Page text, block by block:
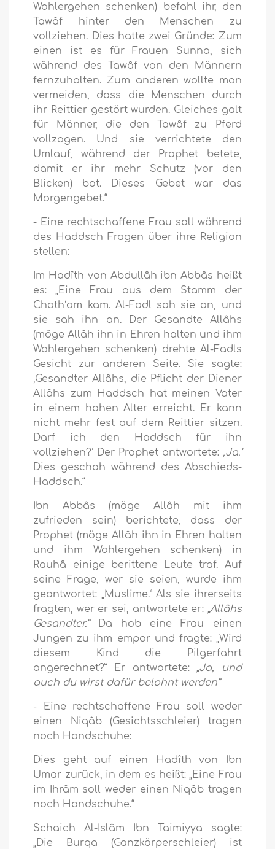
Wohlergehen schenken) befahl ihr, den
Tawâf hinter den Menschen zu
vollziehen. Dies hatte zwei Gründe: Zum
einen ist es für Frauen Sunna, sich
während des Tawâf von den Männern
fernzuhalten. Zum anderen wollte man
vermeiden, dass die Menschen durch
ihr Reittier gestört wurden. Gleiches galt
für Männer, die den Tawâf zu Pferd
vollzogen. Und sie verrichtete den
Umlauf, während der Prophet betete,
damit er ihr mehr Schutz (vor den
Blicken) bot. Dieses Gebet war das
Morgengebet.“
- Eine rechtschaffene Frau soll während
des Haddsch Fragen über ihre Religion
stellen:
Im Hadîth von Abdullâh ibn Abbâs heißt
es: „Eine Frau aus dem Stamm der
Chath‘am kam. Al-Fadl sah sie an, und
sie sah ihn an. Der Gesandte Allâhs
(möge Allâh ihn in Ehren halten und ihm
Wohlergehen schenken) drehte Al-Fadls
Gesicht zur anderen Seite. Sie sagte:
‚Gesandter Allâhs, die Pflicht der Diener
Allâhs zum Haddsch hat meinen Vater
in einem hohen Alter erreicht. Er kann
nicht mehr fest auf dem Reittier sitzen.
Darf ich den Haddsch für ihn
vollziehen?‘ Der Prophet antwortete: ‚Ja.‘
Dies geschah während des Abschieds-
Haddsch.“
Ibn Abbâs (möge Allâh mit ihm
zufrieden sein) berichtete, dass der
Prophet (möge Allâh ihn in Ehren halten
und ihm Wohlergehen schenken) in
Rauhâ einige berittene Leute traf. Auf
seine Frage, wer sie seien, wurde ihm
geantwortet: „Muslime.” Als sie ihrerseits
fragten, wer er sei, antwortete er: „Allâhs
Gesandter.”Da hob eine Frau einen
Jungen zu ihm empor und fragte: „Wird
diesem Kind die Pilgerfahrt
angerechnet?” Er antwortete: „Ja, und
auch du wirst dafür belohnt werden”
- Eine rechtschaffene Frau soll weder
einen Niqâb (Gesichtsschleier) tragen
noch Handschuhe:
Dies geht auf einen Hadîth von Ibn
Umar zurück, in dem es heißt: „Eine Frau
im Ihrâm soll weder einen Niqâb tragen
noch Handschuhe.“
Schaich Al-Islâm Ibn Taimiyya sagte:
„Die Burqa (Ganzkörperschleier) ist